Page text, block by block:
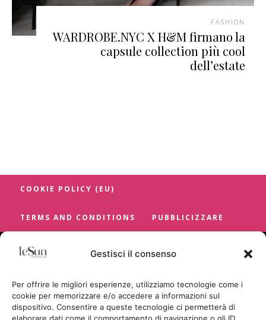
Gestisci il consenso
Per offrire le migliori esperienze, utilizziamo tecnologie come i
cookie per memorizzare e/o accedere a informazioni sul
dispositivo. Consentire a queste tecnologie ci permetterà di
FASHION
WARDROBE.NYC X H&M firmano la
capsule collection più cool
dell’estate
COOKIE POLICY (EU)
TERMS AND CONDITIONS PUBBLICIZZARE